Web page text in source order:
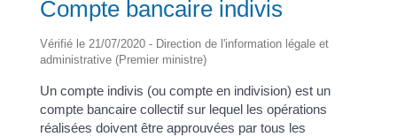
Compte bancaire indivis
Vérifié le 21/07/2020 - Direction de l'information légale et
administrative (Premier ministre)
Un compte indivis (ou compte en indivision) est un
compte bancaire collectif sur lequel les opérations
réalisées doivent être approuvées par tous les